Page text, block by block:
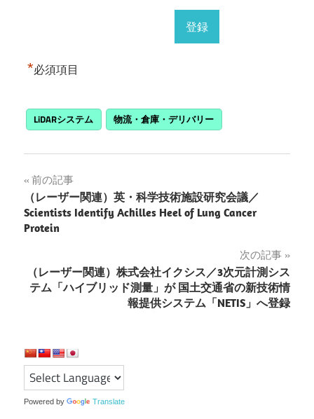
*必須項目
LiDARシステム 物流・倉庫・デリバリー
投
稿
ナ
ビ
ゲ
シ
ョ
ン
前の記事
（レーザー関連）英・科学技術施設研究会議／
Scientists Identify Achilles Heel of Lung Cancer
Protein
次の記事
（レーザー関連）株式会社イクシス／3次元計測シス
テム「ハイブリッド測量」が 国土交通省の新技術情
報提供システム「NETIS」へ登録
Powered by Translate